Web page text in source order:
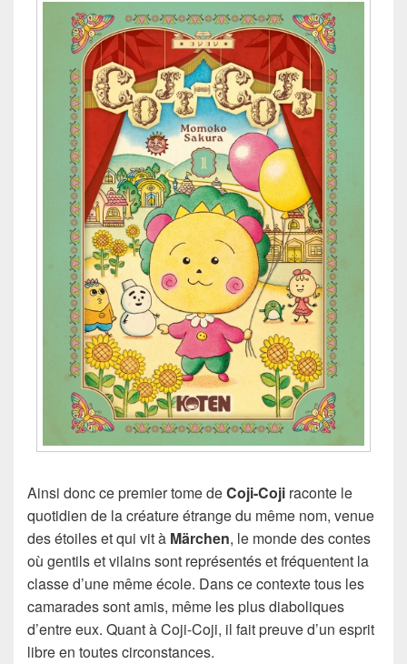
Ainsi donc ce premier tome deCoji-Coji raconte le
quotidien de la créature étrange du même nom, venue
des étoiles et qui vit à Märchen, le monde des contes
où gentils et vilains sont représentés et fréquentent la
classe d’une même école. Dans ce contexte tous les
camarades sont amis, même les plus diaboliques
d’entre eux. Quant à Coji-Coji, il fait preuve d’un esprit
libre en toutes circonstances.